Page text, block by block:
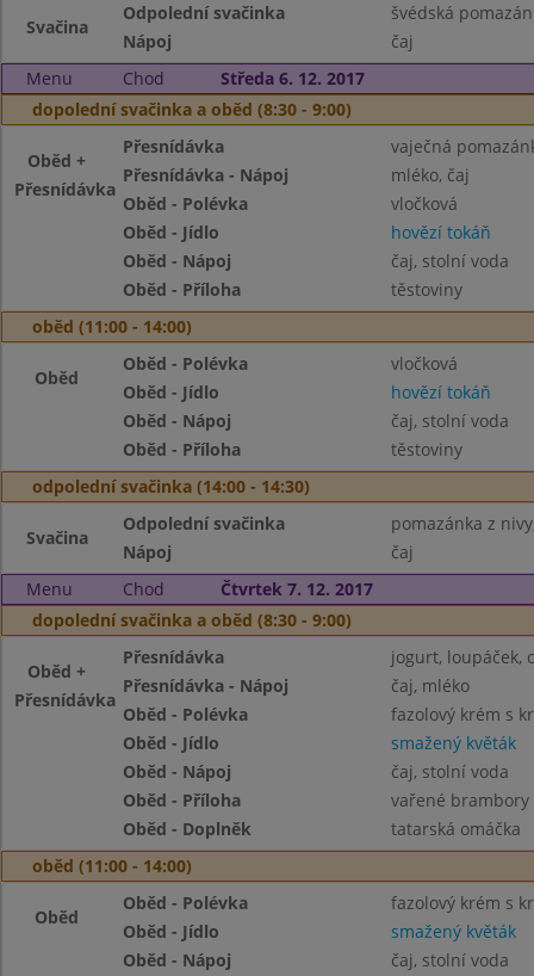
Svačina
Odpolední svačinka
švédská
Nápoj
čaj
Menu
Chod
Středa 6. 12. 2017
dopolední svačinka a oběd (8:30 - 9:00)
Oběd +
Přesnídávka
Přesnídávka
vaječná
Přesnídávka - Nápoj
mléko, čaj
Oběd - Polévka
vločková
Oběd - Jídlo
hovězí tokáň
Oběd - Nápoj
čaj, stolní voda
Oběd - Příloha
těstoviny
oběd (11:00 - 14:00)
Oběd
Oběd - Polévka
vločková
Oběd - Jídlo
hovězí tokáň
Oběd - Nápoj
čaj, stolní voda
Oběd - Příloha
těstoviny
odpolední svačinka (14:00 - 14:30)
Svačina
Odpolední svačinka
pomazánka z
Nápoj
čaj
Menu
Chod
Čtvrtek 7. 12. 2017
dopolední svačinka a oběd (8:30 - 9:00)
Oběd +
Přesnídávka
Přesnídávka
jogurt, loupáček,
Přesnídávka - Nápoj
čaj, mléko
Oběd - Polévka
fazolový krém s
Oběd - Jídlo
smažený květák
Oběd - Nápoj
čaj, stolní voda
Oběd - Příloha
vařené
Oběd - Doplněk
tatarská omáčka
oběd (11:00 - 14:00)
Oběd
Oběd - Polévka
fazolový krém s
Oběd - Jídlo
smažený květák
Oběd - Nápoj
čaj, stolní voda